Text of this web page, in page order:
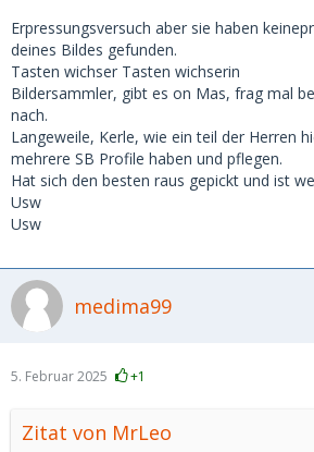
Erpressungsversuch aber sie haben
deines Bildes gefunden.
Tasten wichser Tasten wichserin
Bildersammler, gibt es on Mas, frag mal
nach.
Langeweile, Kerle, wie ein teil der Herren
mehrere SB Profile haben und pflegen.
Hat sich den besten raus gepickt und ist
Usw
Usw
medima99
5. Februar 2025 +1
Zitat von MrLeo